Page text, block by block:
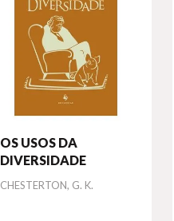
OS USOS DA
DIVERSIDADE
Autor
CHESTERTON, G. K.